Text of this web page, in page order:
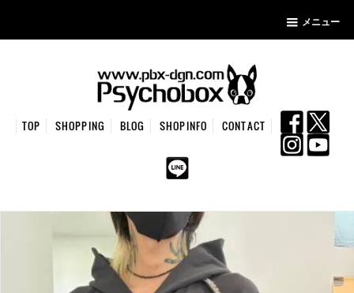
メニュー
TOP SHOPPING BLOG SHOPINFO CONTACT